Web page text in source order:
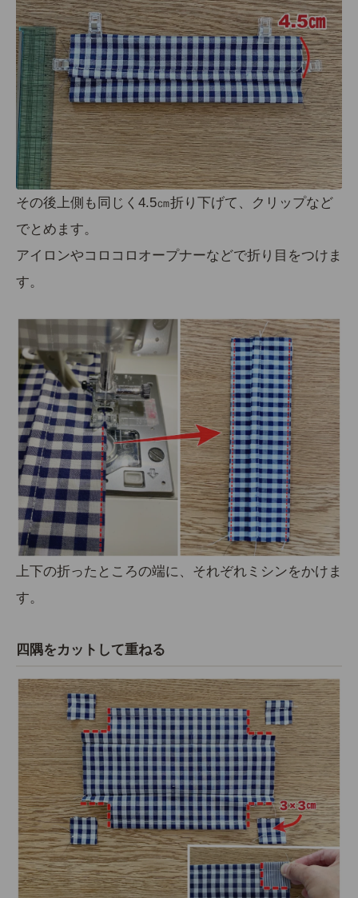
その後上側も同じく4.5㎝折り下げて、クリップなど
でとめます。
アイロンやコロコロオープナーなどで折り目をつけま
す。
上下の折ったところの端に、それぞれミシンをかけま
す。
四隅をカットして重ねる